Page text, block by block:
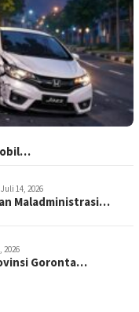
Juli 14, 2026
Maladministrasi…
2026
Goronta…